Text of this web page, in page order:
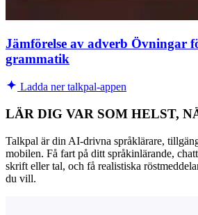
Jämförelse av adverb Övningar
grammatik
Ladda ner talkpal-appen
LÄR DIG VAR SOM HELST,
Talkpal är din AI-drivna språklärare,
mobilen. Få fart på ditt språkinlärande,
skrift eller tal, och få realistiska
du vill.